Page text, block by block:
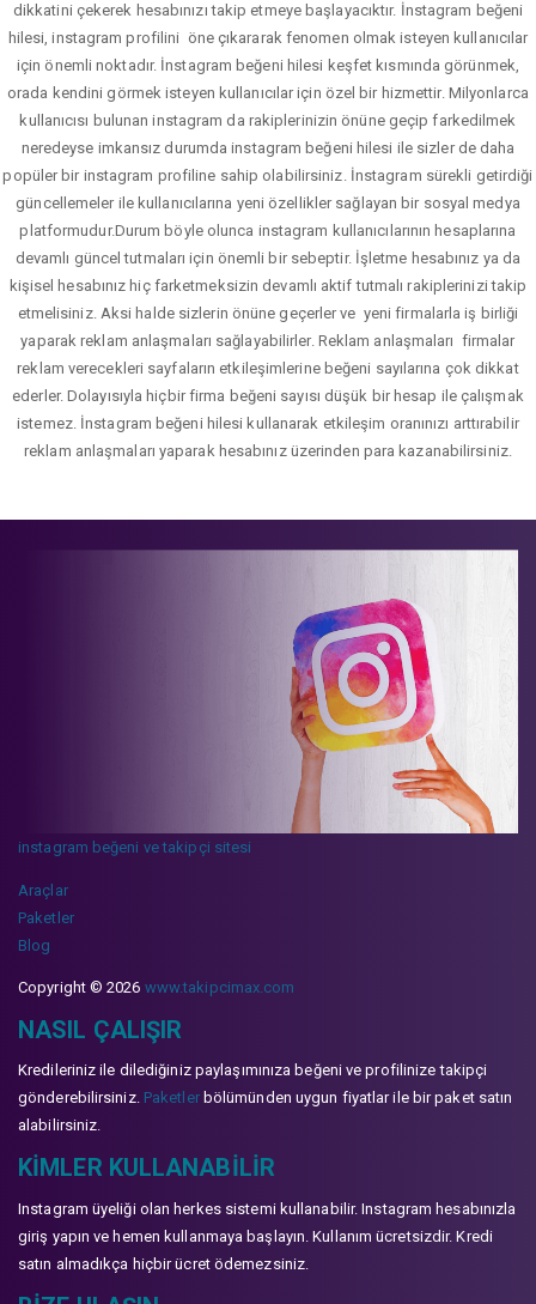
dikkatini çekerek hesabınızı takip etmeye başlayacıktır. İnstagram beğeni
hilesi, instagram profilini öne çıkararak fenomen olmak isteyen kullanıcılar
için önemli noktadır. İnstagram beğeni hilesi keşfet kısmında görünmek,
orada kendini görmek isteyen kullanıcılar için özel bir hizmettir. Milyonlarca
kullanıcısı bulunan instagram da rakiplerinizin önüne geçip farkedilmek
neredeyse imkansız durumda instagram beğeni hilesi ile sizler de daha
popüler bir instagram profiline sahip olabilirsiniz. İnstagram sürekli getirdiği
güncellemeler ile kullanıcılarına yeni özellikler sağlayan bir sosyal medya
platformudur.Durum böyle olunca instagram kullanıcılarının hesaplarına
devamlı güncel tutmaları için önemli bir sebeptir. İşletme hesabınız ya da
kişisel hesabınız hiç farketmeksizin devamlı aktif tutmalı rakiplerinizi takip
etmelisiniz. Aksi halde sizlerin önüne geçerler ve yeni firmalarla iş birliği
yaparak reklam anlaşmaları sağlayabilirler. Reklam anlaşmaları firmalar
reklam verecekleri sayfaların etkileşimlerine beğeni sayılarına çok dikkat
ederler. Dolayısıyla hiçbir firma beğeni sayısı düşük bir hesap ile çalışmak
istemez. İnstagram beğeni hilesi kullanarak etkileşim oranınızı arttırabilir
reklam anlaşmaları yaparak hesabınız üzerinden para kazanabilirsiniz.
instagram beğeni ve takipçi sitesi
Araçlar
Paketler
Blog
Copyright © 2026 www.takipcimax.com
NASIL ÇALIŞIR
Kredileriniz ile dilediğiniz paylaşımınıza beğeni ve profilinize takipçi
gönderebilirsiniz. Paketlerbölümünden uygun fiyatlar ile bir paket satın
alabilirsiniz.
KIMLER KULLANABILIR
Instagram üyeliği olan herkes sistemi kullanabilir. Instagram hesabınızla
giriş yapın ve hemen kullanmaya başlayın. Kullanım ücretsizdir. Kredi
satın almadıkça hiçbir ücret ödemezsiniz.